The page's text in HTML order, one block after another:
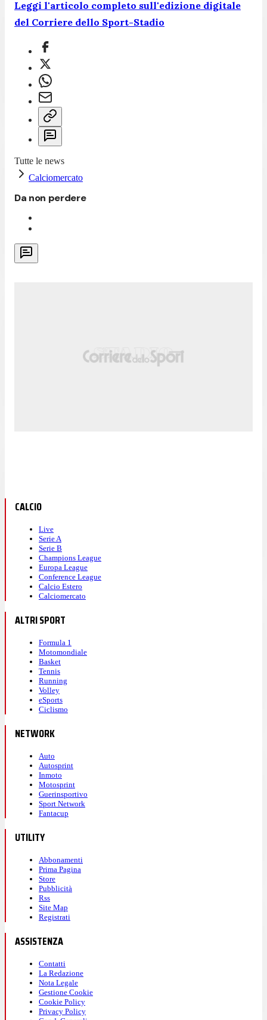
Leggi l'articolo completo sull'edizione digitale
del Corriere dello Sport-Stadio
Tutte le news
Calciomercato
Da non perdere
CALCIO
Live
Serie A
Serie B
Champions League
Europa League
Conference League
Calcio Estero
Calciomercato
ALTRI SPORT
Formula 1
Motomondiale
Basket
Tennis
Running
Volley
eSports
Ciclismo
NETWORK
Auto
Autosprint
Inmoto
Motosprint
Guerinsportivo
Sport Network
Fantacup
UTILITY
Abbonamenti
Prima Pagina
Store
Pubblicità
Rss
Site Map
Registrati
ASSISTENZA
Contatti
La Redazione
Nota Legale
Gestione Cookie
Cookie Policy
Privacy Policy